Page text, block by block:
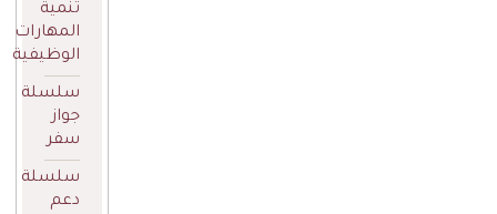
المهارات
الوظيفية
سلسلة
سلسلة